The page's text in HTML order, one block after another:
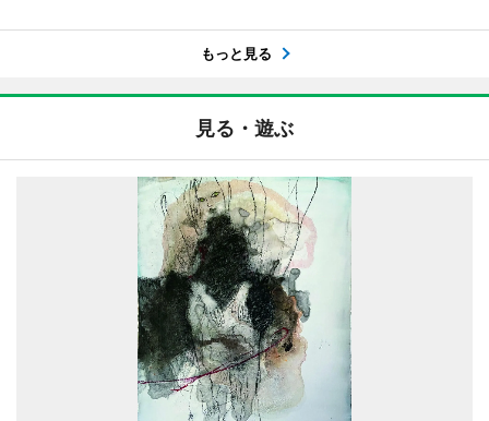
もっと見る
見る・遊ぶ